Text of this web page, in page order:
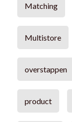
Matching
Multistore
overstappen
product